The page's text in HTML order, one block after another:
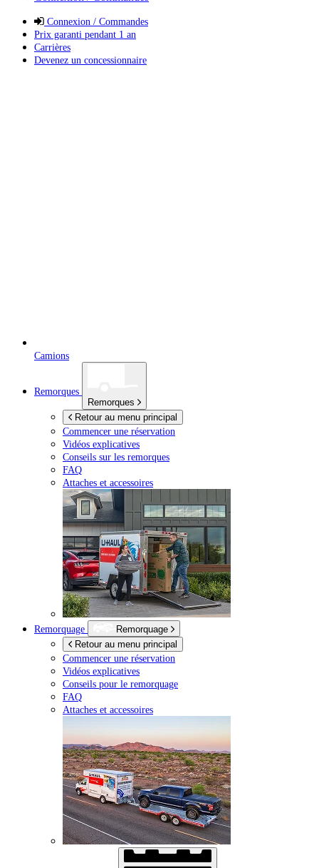
Connexion / Commandes
Prix garanti pendant 1 an
Carrières
Devenez un concessionnaire
Camions
Remorques
Remorques
Retour au menu principal
Commencer une réservation
Vidéos explicatives
Conseils sur les remorques
FAQ
Attaches et accessoires
Remorquage
Remorquage
Retour au menu principal
Commencer une réservation
Vidéos explicatives
Conseils pour le remorquage
FAQ
Attaches et accessoires